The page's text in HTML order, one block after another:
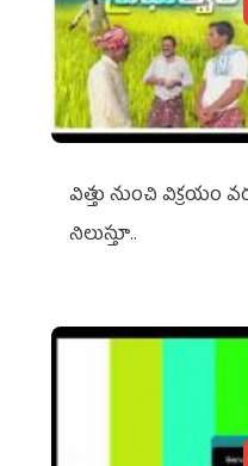
విత్తు నుంచి విక్రయం
నిలుస్తూ..